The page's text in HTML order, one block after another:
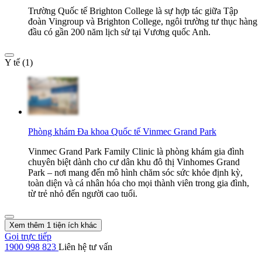
Trường Quốc tế Brighton College là sự hợp tác giữa Tập
đoàn Vingroup và Brighton College, ngôi trường tư thục hàng
đầu có gần 200 năm lịch sử tại Vương quốc Anh.
Y tế (1)
Phòng khám Đa khoa Quốc tế Vinmec Grand Park
Vinmec Grand Park Family Clinic là phòng khám gia đình
chuyên biệt dành cho cư dân khu đô thị Vinhomes Grand
Park – nơi mang đến mô hình chăm sóc sức khỏe định kỳ,
toàn diện và cá nhân hóa cho mọi thành viên trong gia đình,
từ trẻ nhỏ đến người cao tuổi.
Xem thêm 1 tiện ích khác
Gọi trực tiếp
1900 998 823 Liên hệ tư vấn